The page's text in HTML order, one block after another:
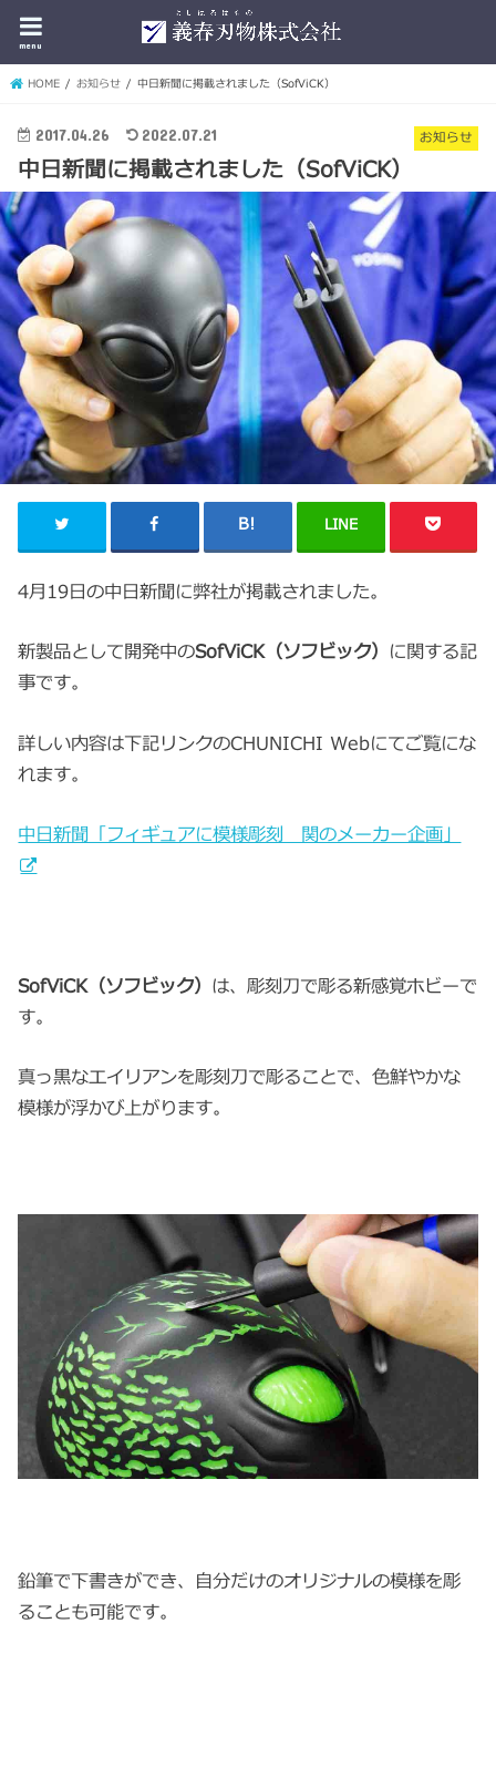
menu
HOME お知らせ 中日新聞に掲載されました（SofViCK）
お知らせ
2017.04.26 2022.07.21
中日新聞に掲載されました（SofViCK）
LINE
4月19日の中日新聞に弊社が掲載されました。
新製品として開発中のSofViCK（ソフビック） に関する記
事です。
詳しい内容は下記リンクのCHUNICHI Webにてご覧にな
れます。
中日新聞「フィギュアに模様彫刻 関のメーカー企画」
SofViCK（ソフビック） は、彫刻刀で彫る新感覚ホビーで
す。
真っ黒なエイリアンを彫刻刀で彫ることで、色鮮やかな
模様が浮かび上がります。
鉛筆で下書きができ、自分だけのオリジナルの模様を彫
ることも可能です。